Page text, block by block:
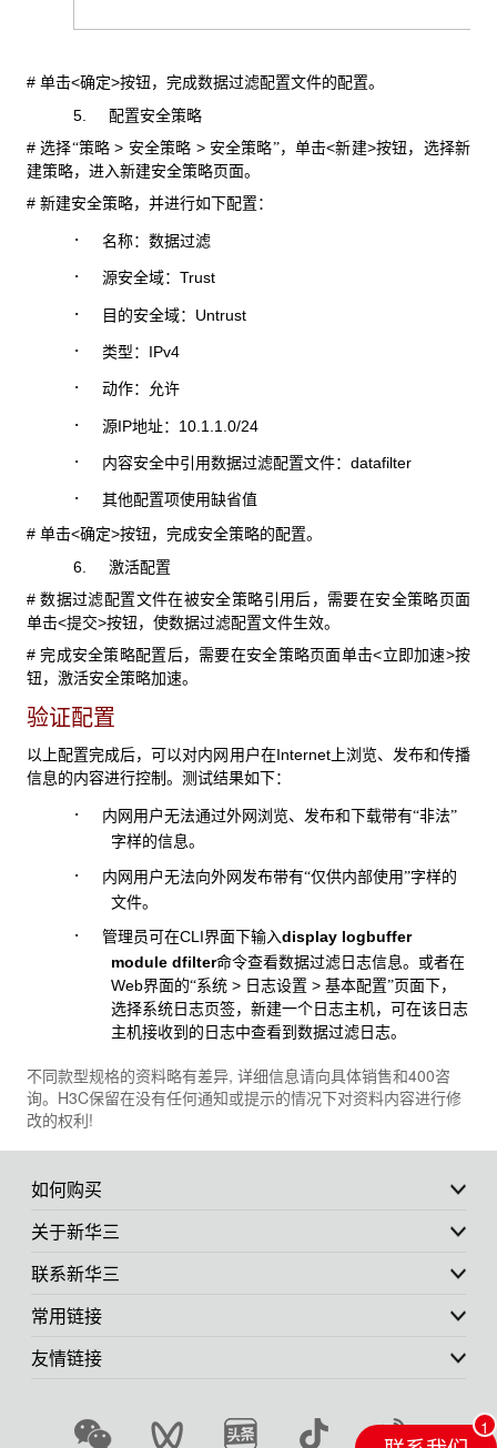
# 单击<确定>按钮，完成数据过滤配置文件的配置。
5. 配置安全策略
#选择“策略 > 安全策略 > 安全策略”，单击<新建>按钮，选择新
建策略，进入新建安全策略页面。
# 新建安全策略，并进行如下配置：
· 名称：数据过滤
· 源安全域： Trust
· 目的安全域： Untrust
· 类型： IPv4
· 动作：允许
· 源IP地址： 10.1.1.0/24
· 内容安全中引用数据过滤配置文件： datafilter
· 其他配置项使用缺省值
# 单击<确定>按钮，完成安全策略的配置。
6. 激活配置
#数据过滤配置文件在被安全策略引用后，需要在安全策略页面
单击<提交>按钮，使数据过滤配置文件生效。
#完成安全策略配置后，需要在安全策略页面单击<立即加速>按
钮，激活安全策略加速。
验证配置
以上配置完成后，可以对内网用户在Internet上浏览、发布和传播
信息的内容进行控制。测试结果如下：
·
内网用户无法通过外网浏览、发布和下载带有“非法”
字样的信息。
·
内网用户无法向外网发布带有“仅供内部使用”字样的
文件。
· 管理员可在CLI界面下输入display logbuffer
module dfilter命令查看数据过滤日志信息。 或者在
Web界面的“系统> 日志设置 > 基本配置”页面下，
选择系统日志页签，新建一个日志主机，可在该日志
主机接收到的日志中查看到数据过滤日志。
不同款型规格的资料略有差异, 详细信息请向具体销售和400咨
询。H3C保留在没有任何通知或提示的情况下对资料内容进行修
改的权利!
如何购买
关于新华三
联系新华三
常用链接
友情链接